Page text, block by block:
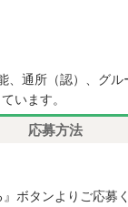
、通所（認）、グ
います。
応募方法
ボタンよりご応募